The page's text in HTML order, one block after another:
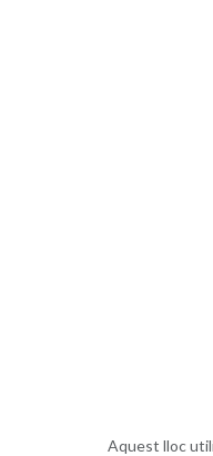
Aquest lloc